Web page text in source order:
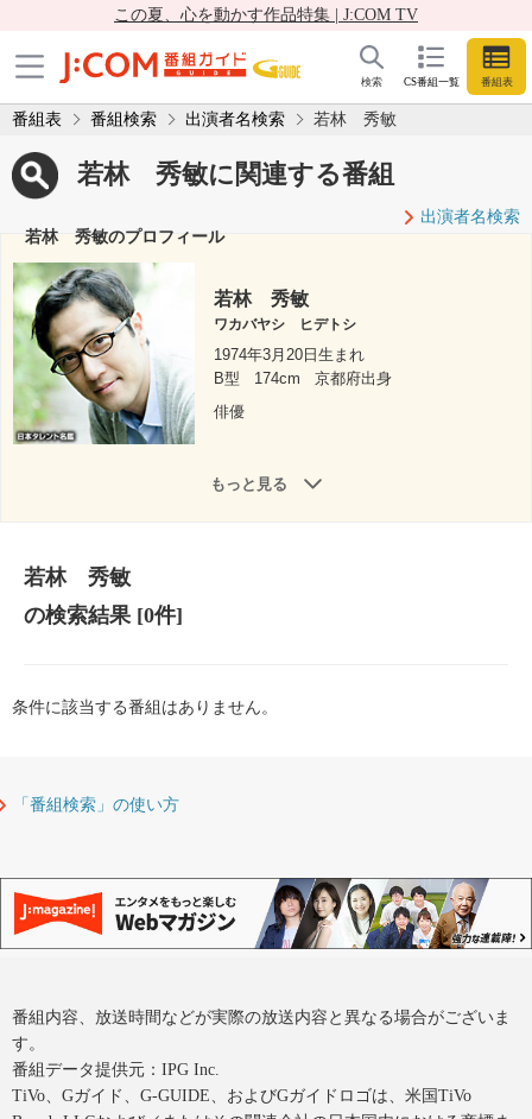
この夏、心を動かす作品特集 | J:COM TV
CS番組一覧 番組表
検索
番組表 番組検索 出演者名検索 若林 秀敏
若林 秀敏に関連する番組
出演者名検索
若林 秀敏のプロフィール
若林 秀敏
ワカバヤシ ヒデトシ
1974年3月20日生まれ
B型
174cm
京都府出身
俳優
もっと見る
若林 秀敏
の検索結果[0件]
条件に該当する番組はありません。
「番組検索」の使い方
番組内容、放送時間などが実際の放送内容と異なる場合がございま
す。
番組データ提供元：IPG Inc.
TiVo、Gガイド、G-GUIDE、およびGガイドロゴは、米国TiVo